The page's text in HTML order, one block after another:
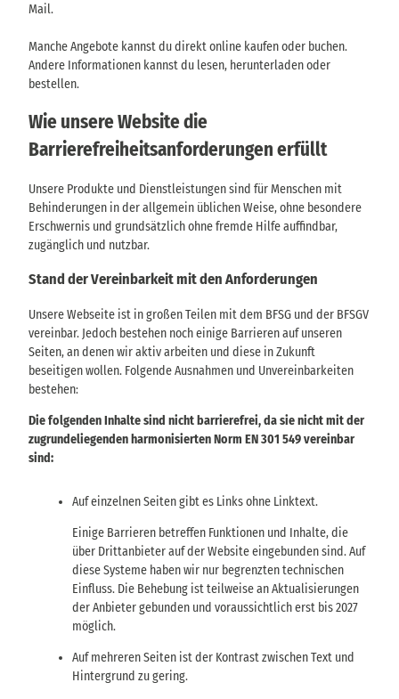
Mail.
Manche Angebote kannst du direkt online kaufen oder buchen.
Andere Informationen kannst du lesen, herunterladen oder
bestellen.
Wie unsere Website die
Barrierefreiheitsanforderungen erfüllt
Unsere Produkte und Dienstleistungen sind für Menschen mit
Behinderungen in der allgemein üblichen Weise, ohne besondere
Erschwernis und grundsätzlich ohne fremde Hilfe auffindbar,
zugänglich und nutzbar.
Stand der Vereinbarkeit mit den Anforderungen
Unsere Webseite ist in großen Teilen mit dem BFSG und der BFSGV
vereinbar. Jedoch bestehen noch einige Barrieren auf unseren
Seiten, an denen wir aktiv arbeiten und diese in Zukunft
beseitigen wollen. Folgende Ausnahmen und Unvereinbarkeiten
bestehen:
Die folgenden Inhalte sind nicht barrierefrei, da sie nicht mit der
zugrundeliegenden harmonisierten Norm EN 301 549 vereinbar
sind:
Auf einzelnen Seiten gibt es Links ohne Linktext.
Einige Barrieren betreffen Funktionen und Inhalte, die
über Drittanbieter auf der Website eingebunden sind. Auf
diese Systeme haben wir nur begrenzten technischen
Einfluss. Die Behebung ist teilweise an Aktualisierungen
der Anbieter gebunden und voraussichtlich erst bis 2027
möglich.
Auf mehreren Seiten ist der Kontrast zwischen Text und
Hintergrund zu gering.